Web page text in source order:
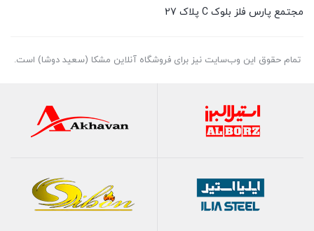
مجتمع پارس فلز بلوک C پلاک 27
تمام حقوق اين وب‌سايت نیز برای فروشگاه آنلاین مشکا (سعید دوشا) است.